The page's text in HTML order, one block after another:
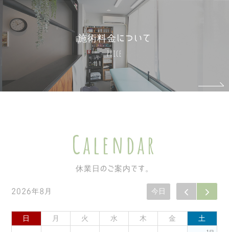
施術料金について
Price
Calendar
休業日のご案内です。
2026年8月 今日
日 月 火 水 木 金 土